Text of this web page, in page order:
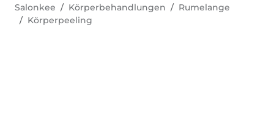
Salonkee Körperbehandlungen
Rumelange
Körperpeeling